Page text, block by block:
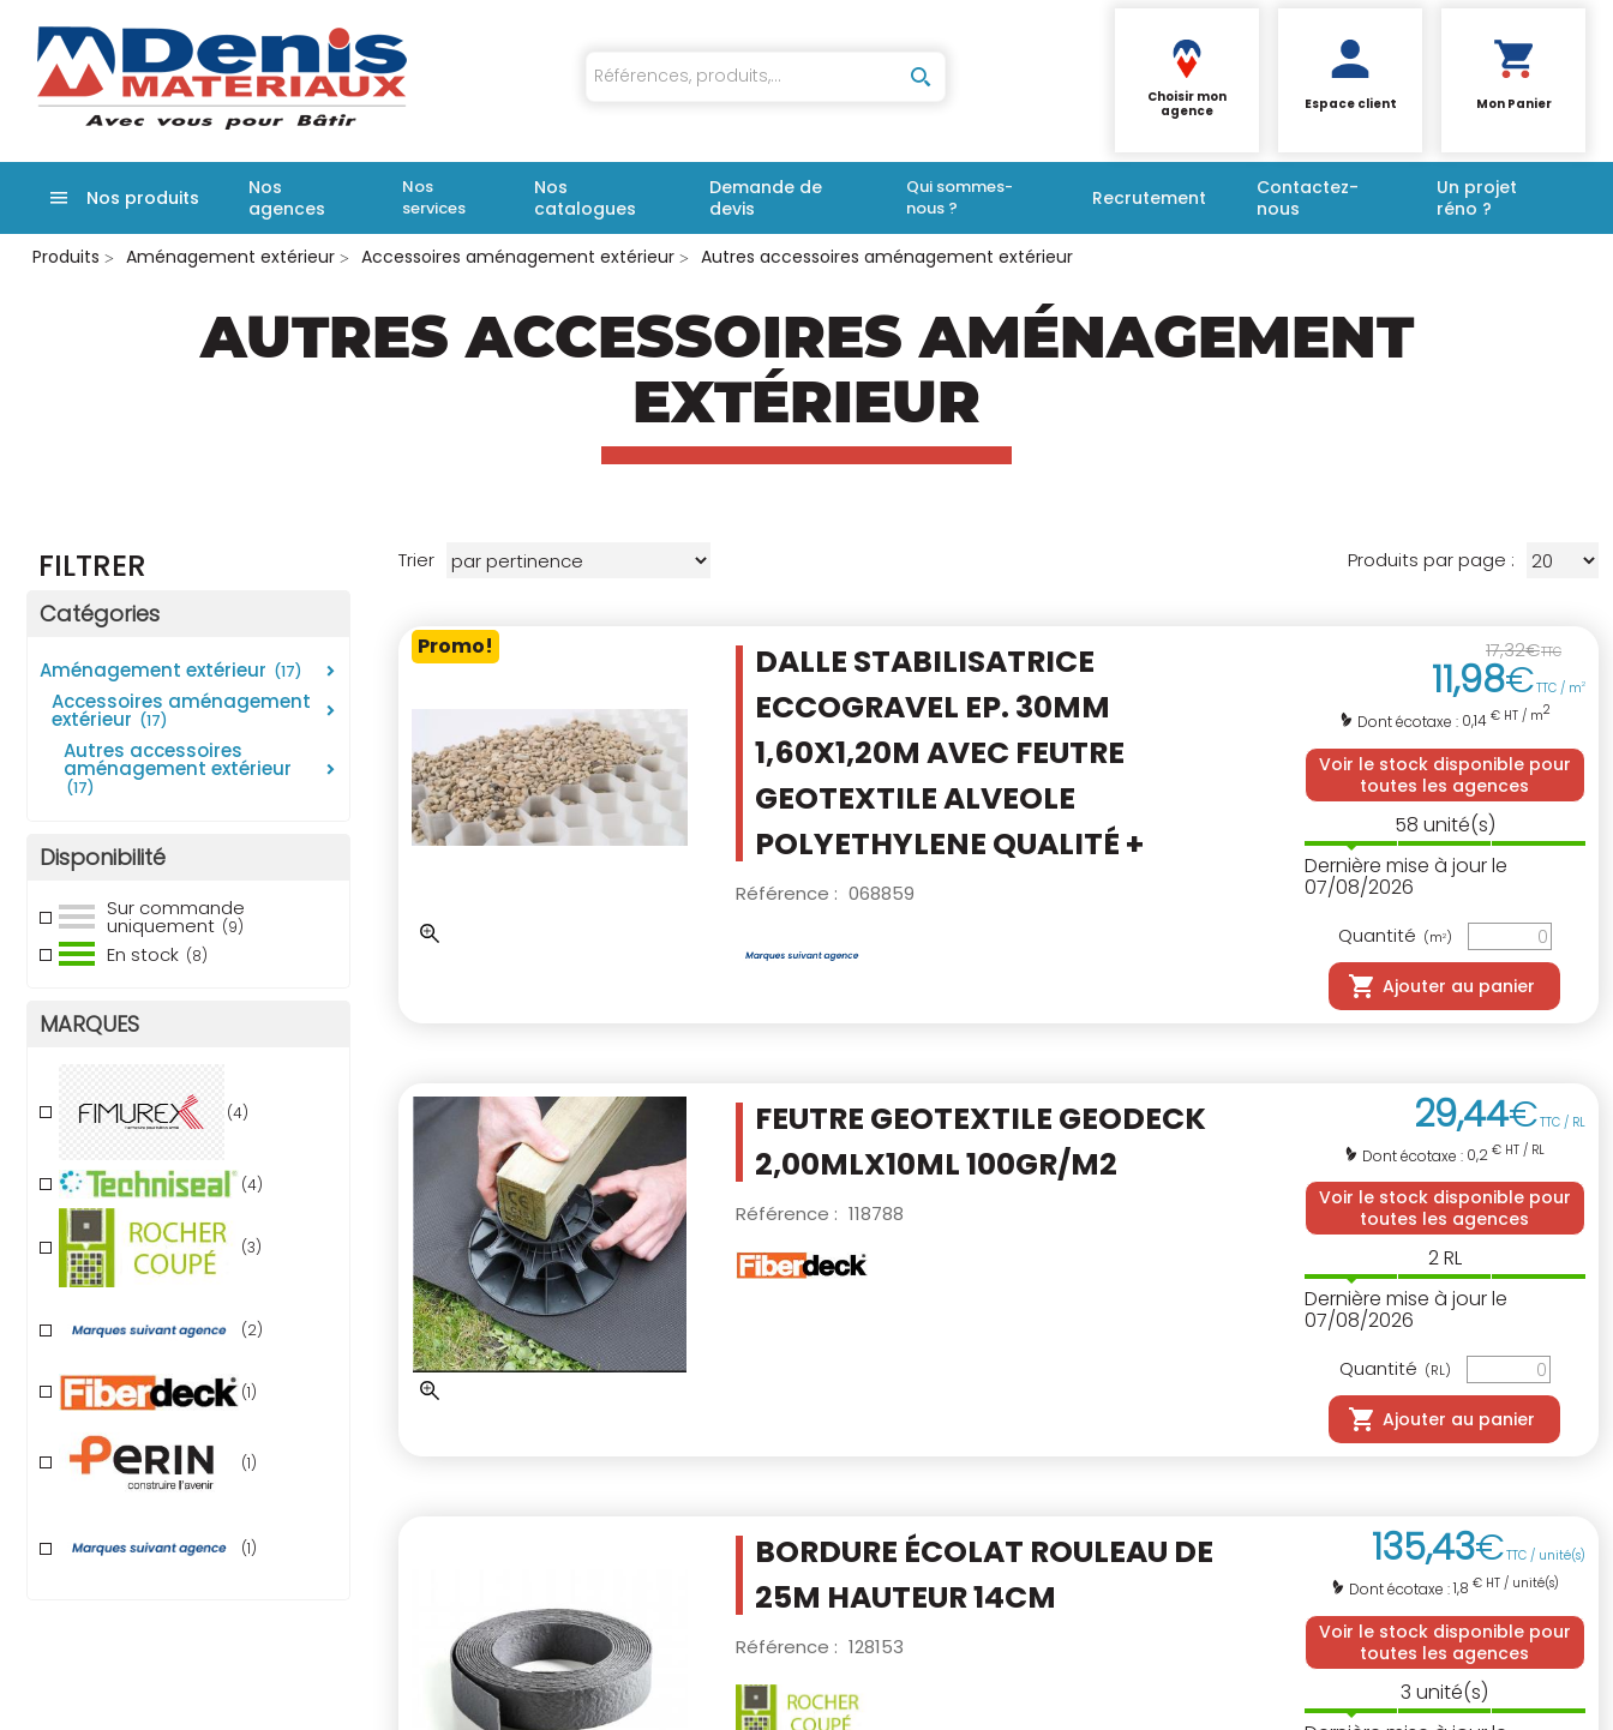
Aller
Choisir mon
agence
Espace client Mon Panier
Nos produits
Nos
agences
Nos
services
Nos
catalogues
Demande de
devis
Qui sommes-
nous ?
Recrutement
Contactez-
nous
Un projet
réno ?
Produits
Aménagement extérieur Accessoires aménagement extérieur Autres accessoires aménagement extérieur
AUTRES ACCESSOIRES AMÉNAGEMENT
EXTÉRIEUR
FILTRER
Catégories
aménagement extérieur (17)
accessoires aménagement
extérieur (17)
autres accessoires
aménagement extérieur
(17)
Disponibilité
Sur commande
uniquement (9)
En stock (8)
MARQUES
(4)
(4)
(3)
(2)
(1)
(1)
(1)
Trier Produits par page :
Promo!
DALLE STABILISATRICE
ECCOGRAVEL EP. 30MM
1,60X1,20M AVEC FEUTRE
GEOTEXTILEALVEOLE
POLYETHYLENE QUALITÉ +
Référence : 068859
17,32€TTC
11,98€TTC / m2
Dont écotaxe : 0,14 € HT / m2
Voir le stock disponible pour
toutes les agences
58 unité(s)
Dernière mise à jour le
07/08/2026
Quantité (m2)
Ajouter au panier
FEUTRE GEOTEXTILE GEODECK
2,00MLX10ML100GR/M2
Référence : 118788
29,44€TTC / RL
Dont écotaxe : 0,2 € HT / RL
Voir le stock disponible pour
toutes les agences
2RL
Dernière mise à jour le
07/08/2026
Quantité (RL)
Ajouter au panier
BORDURE ÉCOLAT ROULEAU DE
25M HAUTEUR 14CM
Référence : 128153
135,43€TTC / unité(s)
Dont écotaxe :1,8 € HT / unité(s)
Voir le stock disponible pour
toutes les agences
3 unité(s)